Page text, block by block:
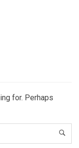
for. Perhaps